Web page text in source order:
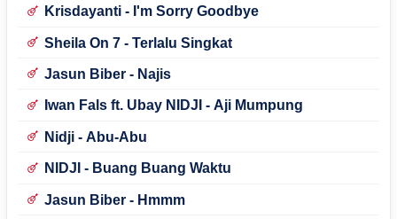
Krisdayanti - I'm Sorry Goodbye
Sheila On 7 - Terlalu Singkat
Jasun Biber - Najis
Iwan Fals ft. Ubay NIDJI - Aji Mumpung
Nidji - Abu-Abu
NIDJI - Buang Buang Waktu
Jasun Biber - Hmmm